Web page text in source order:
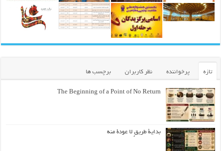
تازه پرخواننده نظر کاربران برچسب ها
The Beginning of a Point of No Return
بداية طريقٍ لا عودة منه